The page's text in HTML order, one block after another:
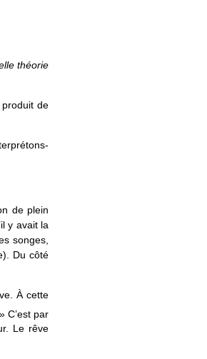
théorie
de
de plein
y avait la
songes,
Du côté
À cette
C’est par
Le rêve